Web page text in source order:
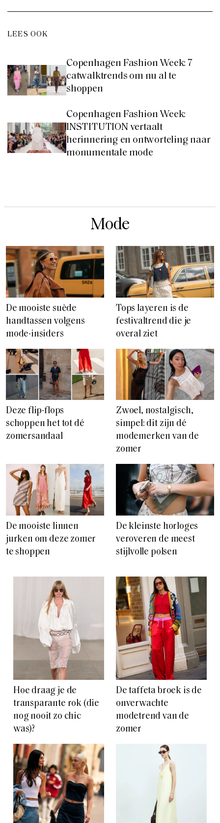
LEES OOK
Copenhagen Fashion Week: 7
catwalktrends om nu al te
shoppen
Copenhagen Fashion Week:
INSTITUTION vertaalt
herinnering en ontworteling naar
monumentale mode
Mode
De mooiste suède
handtassen volgens
mode-insiders
Tops layeren is de
festivaltrend die je
overal ziet
Deze flip-flops
schoppen het tot dé
zomersandaal
Zwoel, nostalgisch,
simpel: dit zijn dé
modemerken van de
zomer
De mooiste linnen
jurken om deze zomer
te shoppen
De kleinste horloges
veroveren de meest
stijlvolle polsen
Hoe draag je de
transparante rok (die
nog nooit zo chic
was)?
De taffeta broek is de
onverwachte
modetrend van de
zomer